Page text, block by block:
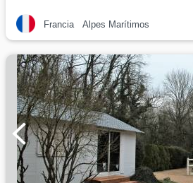
Francia Alpes Marítimos